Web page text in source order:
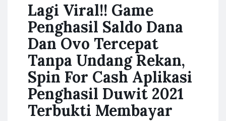
Lagi Viral!! Game
Penghasil Saldo Dana
Dan Ovo Tercepat
Tanpa Undang Rekan,
Spin For Cash Aplikasi
Penghasil Duwit 2021
Terbukti Membayar